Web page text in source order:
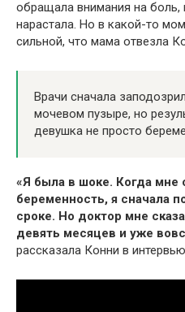
обращала внимания на боль,
нарастала. Но в какой-то
сильной, что мама отвезла
Врачи сначала
мочевом пузыре, но
девушка не просто
«Я была в шоке. Когда мне
беременность, я сначала
сроке. Но доктор мне
девять месяцев и уже
рассказала Конни в